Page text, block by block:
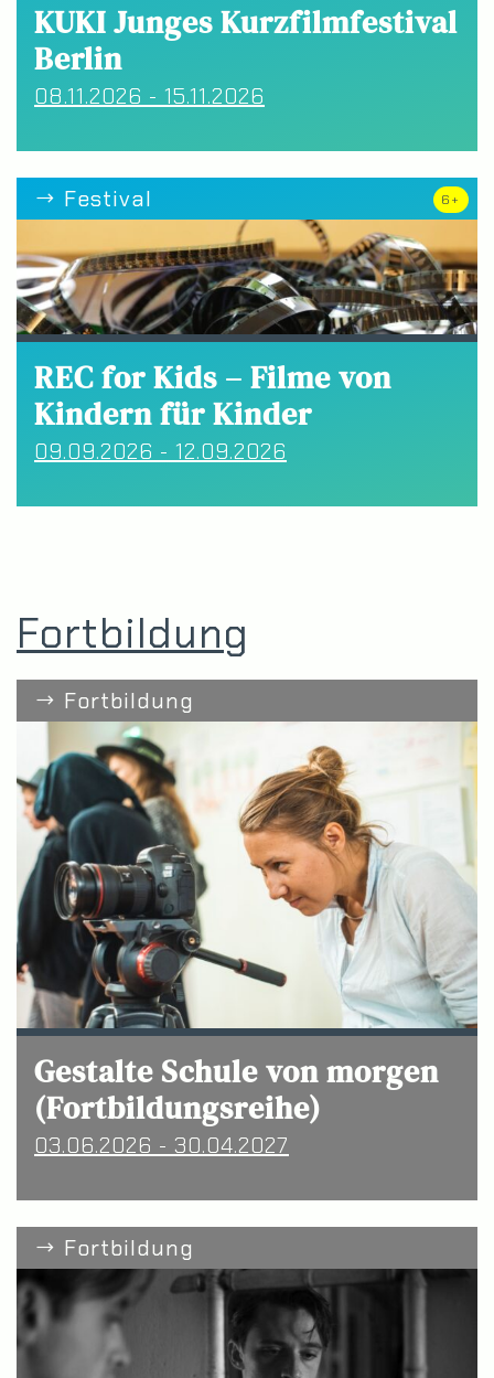
KUKI Junges Kurzfilmfestival
Berlin
08.11.2026 - 15.11.2026
Festival
REC for Kids – Filme von
Kindern für Kinder
09.09.2026 - 12.09.2026
6+
Fortbildung
Fortbildung
Gestalte Schule von morgen
(Fortbildungsreihe)
03.06.2026 - 30.04.2027
Fortbildung